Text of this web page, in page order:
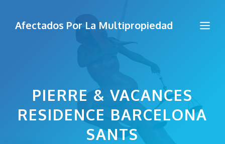
Afectados Por La Multipropiedad
PIERRE & VACANCES
RESIDENCE BARCELONA
SANTS